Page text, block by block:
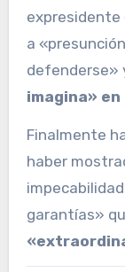
expresidente
a
defenderse»
imagina» en
Finalmente
haber
garantías»